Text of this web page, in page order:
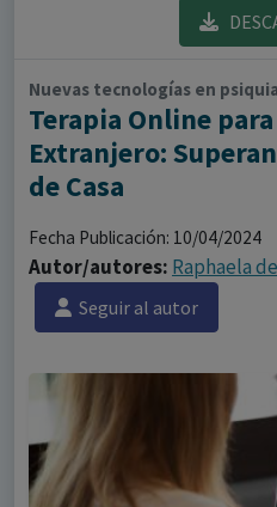
Nuevas tecnologías en
Terapia Online
Extranjero:
de Casa
Fecha Publicación: 10/04/2024
Autor/autores: Raphaela
Seguir al autor